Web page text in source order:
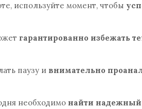
используйте момент, чтобы
гарантированно избежать
паузу и внимательно
необходимо найти